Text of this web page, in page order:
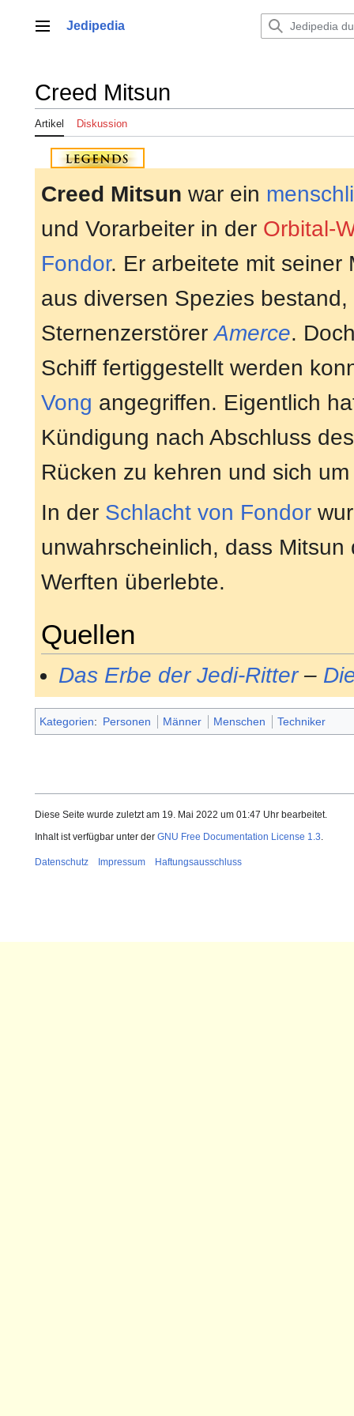
springenHauptmenü
Jedipedia
Creed Mitsun
Artikel Diskussion
Creed Mitsun war ein
und Vorarbeiter in der Orbital-
Fondor. Er arbeitete mit seiner
aus diversen Spezies
SternenzerstörerAmerce.
Schiff fertiggestellt werden
Vong angegriffen. Eigentlich
Kündigung nach Abschluss
Rücken zu kehren und sich
In der Schlacht von Fondor
unwahrscheinlich, dass
Werften überlebte.
Quellen
Das Erbe der Jedi-Ritter–
Kategorien: Personen Männer Menschen Techniker
Diese Seite wurde zuletzt am 19. Mai 2022 um 01:47 Uhr bearbeitet.
Inhalt ist verfügbar unter der GNU Free Documentation License 1.3.
Datenschutz Impressum Haftungsausschluss